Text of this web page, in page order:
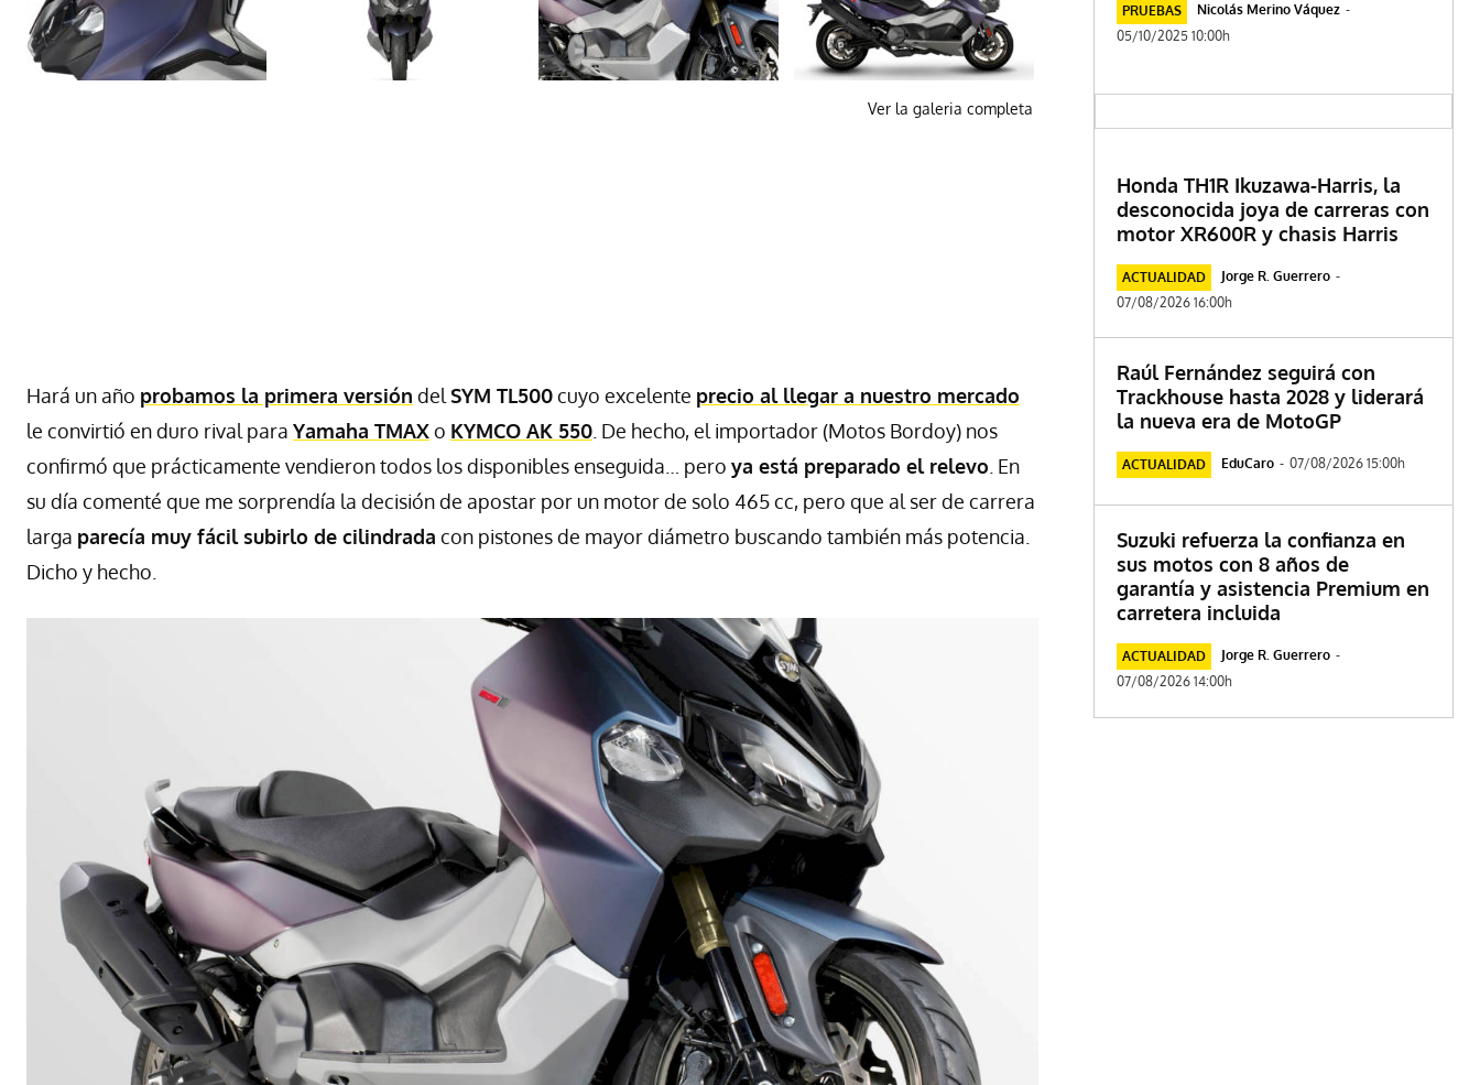
Ver la galeria completa
Hará un año probamos la primera versión del SYM TL500cuyo excelente precio al llegar a nuestro mercado
le convirtió en duro rival para Yamaha TMAXo KYMCO AK 550 . De hecho, el importador (Motos Bordoy) nos
confirmó que prácticamente vendieron todos los disponibles enseguida… pero ya está preparado el relevo . En
su día comenté que me sorprendía la decisión de apostar por un motor de solo 465 cc, pero que al ser de carrera
larga parecía muy fácil subirlo de cilindrada con pistones de mayor diámetro buscando también más potencia.
Dicho y hecho.
PRUEBAS Nicolás Merino Váquez -
05/10/2025 10:00h
Honda TH1R Ikuzawa-Harris, la
desconocida joya de carreras con
motor XR600R y chasis Harris
ACTUALIDAD Jorge R. Guerrero -
07/08/2026 16:00h
Raúl Fernández seguirá con
Trackhouse hasta 2028 y liderará
la nueva era de MotoGP
ACTUALIDAD EduCaro - 07/08/2026 15:00h
Suzuki refuerza la confianza en
sus motos con 8 años de
garantía y asistencia Premium en
carretera incluida
ACTUALIDAD Jorge R. Guerrero -
07/08/2026 14:00h